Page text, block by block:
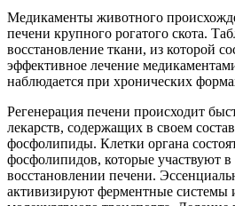
Медикаменты животного
печени крупного рогатого скота.
восстановление ткани, из которой
эффективное лечение
наблюдается при хронических
Регенерация печени происходит
лекарств, содержащих в своем
фосфолипиды. Клетки органа
фосфолипидов, которые участвуют в
восстановлении печени.
активизируют ферментные системы